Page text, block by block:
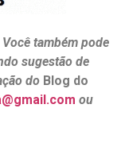
também pode
sugestão de
do Blog do
ou